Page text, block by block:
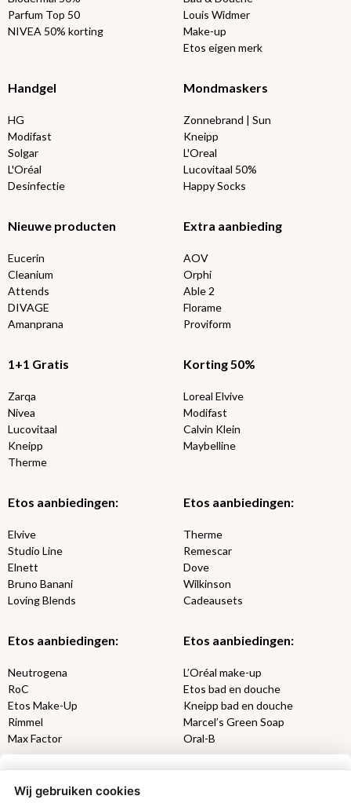
Parfum Top 50
NIVEA 50% korting
Louis Widmer
Make-up
Etos eigen merk
Handgel
HG
Modifast
Solgar
L'Oréal
Desinfectie
Mondmaskers
Zonnebrand | Sun
Kneipp
L'Oreal
Lucovitaal 50%
Happy Socks
Nieuwe producten
Eucerin
Cleanium
Attends
DIVAGE
Amanprana
Extra aanbieding
AOV
Orphi
Able 2
Florame
Proviform
1+1 Gratis
Zarqa
Nivea
Lucovitaal
Kneipp
Therme
Korting 50%
Loreal Elvive
Modifast
Calvin Klein
Maybelline
Etos aanbiedingen:
Elvive
Studio Line
Elnett
Bruno Banani
Loving Blends
Etos aanbiedingen:
Therme
Remescar
Dove
Wilkinson
Cadeausets
Etos aanbiedingen:
Neutrogena
RoC
Etos Make-Up
Rimmel
Max Factor
Etos aanbiedingen:
L’Oréal make-up
Etos bad en douche
Kneipp bad en douche
Marcel’s Green Soap
Oral-B
Wij gebruiken cookies